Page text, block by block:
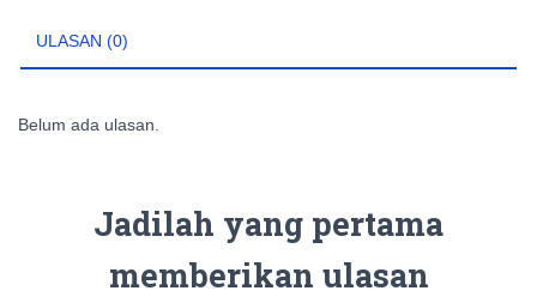
ULASAN (0)
Belum ada ulasan.
Jadilah yang pertama
memberikan ulasan